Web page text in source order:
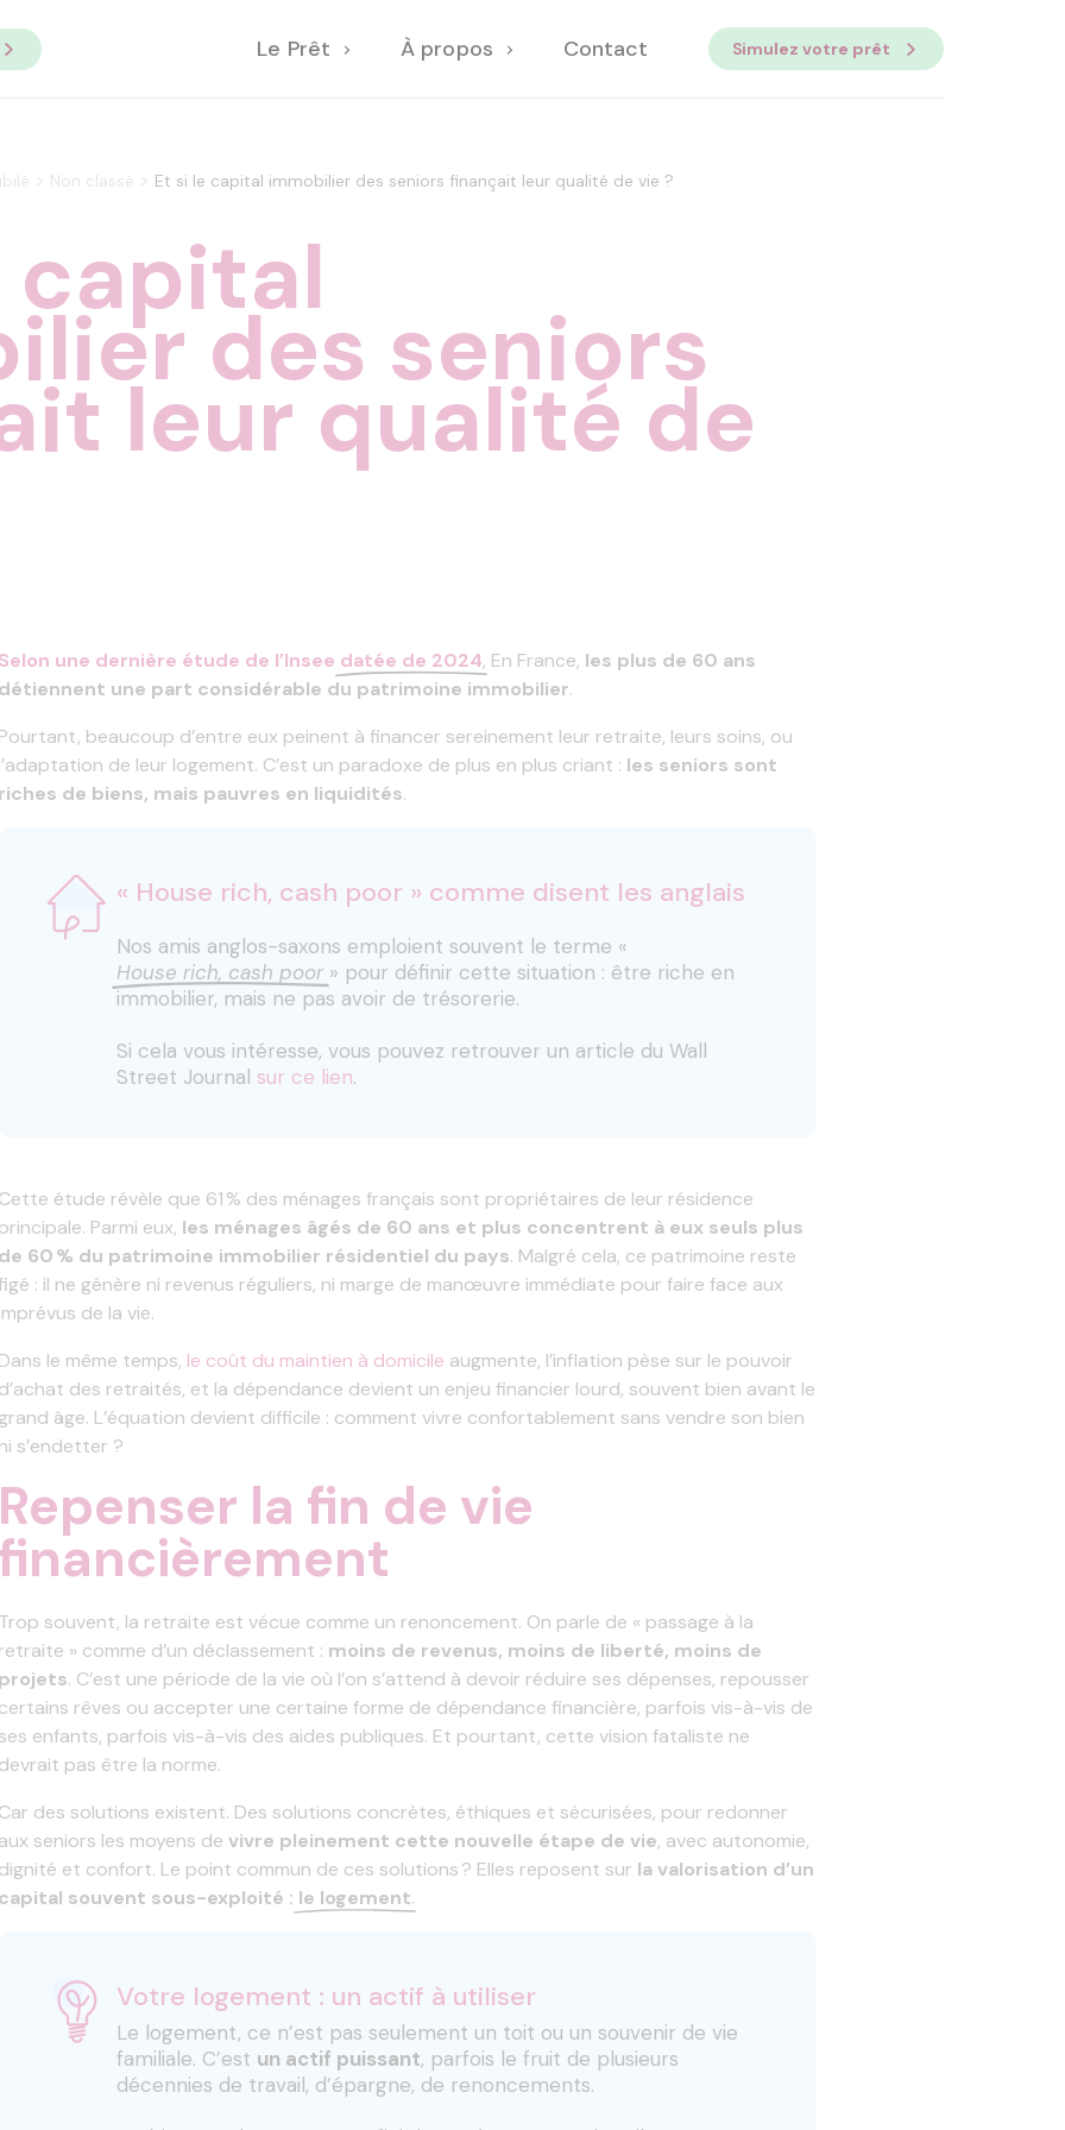
Le Prêt À propos Contact Simulez votre prêt
Non classé Et si le capital immobilier des seniors finançait leur qualité de vie ?
capital
des seniors
leur qualité de
une dernière étude de l’Insee datée de 2024, En France, les plus de 60 ans
une part considérable du patrimoine immobilier.
beaucoup d’entre eux peinent à financer sereinement leur retraite, leurs soins, ou
de leur logement. C’est un paradoxe de plus en plus criant : les seniors sont
de biens, mais pauvres en liquidités.
« House rich, cash poor » comme disent les anglais
Nos amis anglos-saxons emploient souvent le terme «
House rich, cash poor» pour définir cette situation : être riche en
immobilier, mais ne pas avoir de trésorerie.
Si cela vous intéresse, vous pouvez retrouver un article du Wall
Street Journalsur ce lien.
étude révèle que 61 % des ménages français sont propriétaires de leur résidence
Parmi eux, les ménages âgés de 60 ans et plus concentrent à eux seuls plus
60 % du patrimoine immobilier résidentiel du pays. Malgré cela, ce patrimoine reste
: il ne génère ni revenus réguliers, ni marge de manœuvre immédiate pour faire face aux
de la vie.
le même temps, le coût du maintien à domicile augmente, l’inflation pèse sur le pouvoir
des retraités, et la dépendance devient un enjeu financier lourd, souvent bien avant le
âge. L’équation devient difficile : comment vivre confortablement sans vendre son bien
s’endetter ?
la fin de vie
souvent, la retraite est vécue comme un renoncement. On parle de « passage à la
» comme d’un déclassement : moins de revenus, moins de liberté, moins de
. C’est une période de la vie où l’on s’attend à devoir réduire ses dépenses, repousser
rêves ou accepter une certaine forme de dépendance financière, parfois vis-à-vis de
enfants, parfois vis-à-vis des aides publiques. Et pourtant, cette vision fataliste ne
pas être la norme.
des solutions existent. Des solutions concrètes, éthiques et sécurisées, pour redonner
seniors les moyens devivre pleinement cette nouvelle étape de vie, avec autonomie,
et confort. Le point commun de ces solutions ? Elles reposent sur la valorisation d’un
souvent sous-exploité : le logement.
Votre logement : un actif à utiliser
Le logement, ce n’est pas seulement un toit ou un souvenir de vie
familiale. C’est un actif puissant, parfois le fruit de plusieurs
décennies de travail, d’épargne, de renoncements.